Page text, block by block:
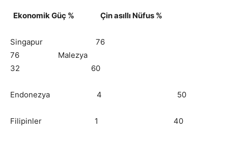
Ekonomik Güç % Çin asıllı Nüfus %
Singapur 76
76 Malezya
32 60
Endonezya 4 50
Filipinler 1 40